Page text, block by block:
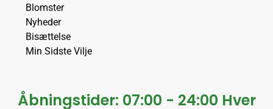
Blomster
Nyheder
Bisættelse
Min Sidste Vilje
Åbningstider: 07:00 - 24:00 Hver